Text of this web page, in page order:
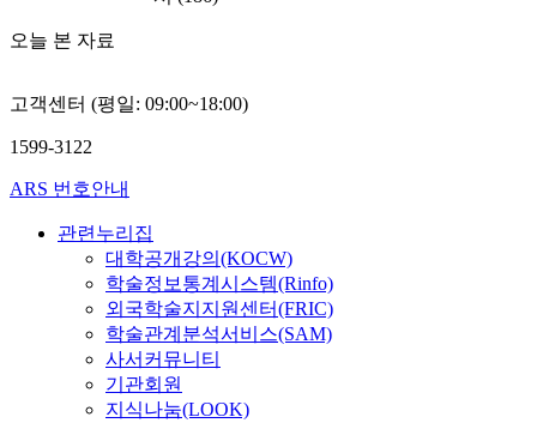
오늘 본 자료
고객센터 (평일: 09:00~18:00)
1599-3122
ARS 번호안내
관련누리집
대학공개강의(KOCW)
학술정보통계시스템(Rinfo)
외국학술지지원센터(FRIC)
학술관계분석서비스(SAM)
사서커뮤니티
기관회원
지식나눔(LOOK)